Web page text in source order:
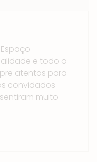
e todo o
atentos para
convidados
muito